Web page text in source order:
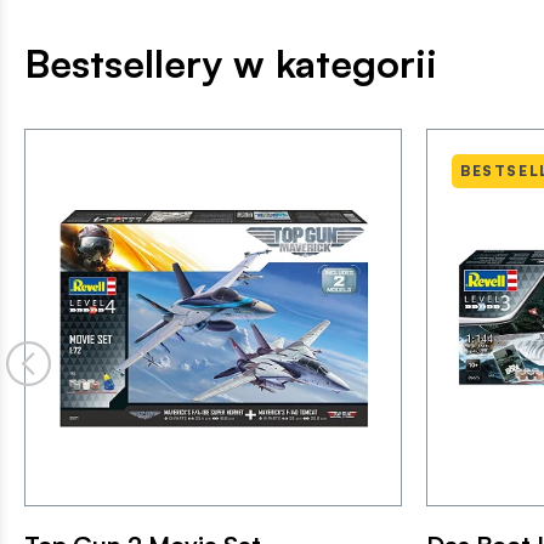
Bestsellery w kategorii